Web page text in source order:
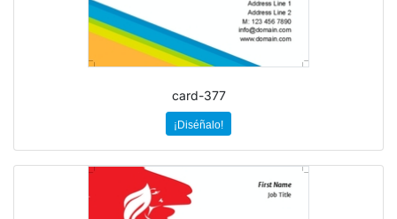
card-377
¡Diséñalo!